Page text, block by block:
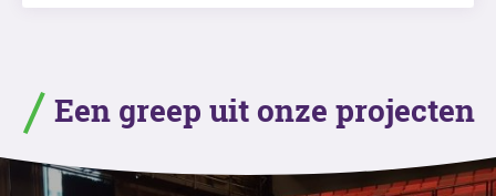
Een greep uit onze projecten